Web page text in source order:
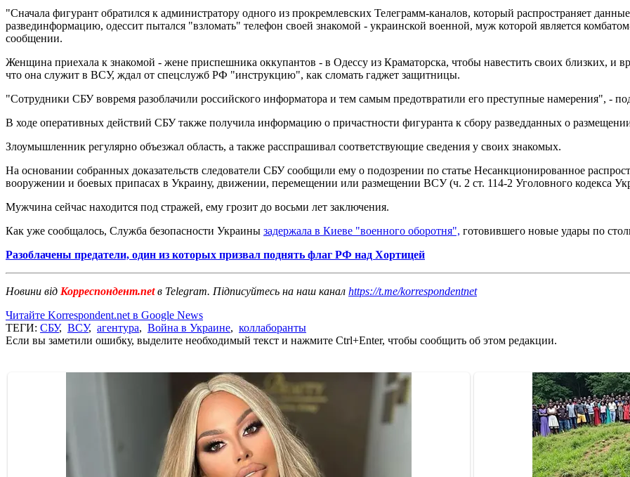
"Сначала фигурант обратился к администратору одного из прокремлевских Телеграмм-каналов, который распространяет
развединформацию, одессит пытался "взломать" телефон своей знакомой - украинской военной, муж которой является
сообщении.
Женщина приехала к знакомой - жене приспешника оккупантов - в Одессу из Краматорска, чтобы навестить своих близких, и
что она служит в ВСУ, ждал от спецслужб РФ "инструкцию", как сломать гаджет защитницы.
"Сотрудники СБУ вовремя разоблачили российского информатора и тем самым предотвратили его преступные намерения", -
В ходе оперативных действий СБУ также получила информацию о причастности фигуранта к сбору разведданных о
Злоумышленник регулярно объезжал область, а также расспрашивал соответствующие сведения у своих знакомых.
На основании собранных доказательств следователи СБУ сообщили ему о подозрении по статье Несанкционированное
вооружении и боевых припасах в Украину, движении, перемещении или размещении ВСУ (ч. 2 ст. 114-2 Уголовного кодекса
Мужчина сейчас находится под стражей, ему грозит до восьми лет заключения.
Как уже сообщалось, Служба безопасности Украины задержала в Киеве "военного оборотня", готовившего новые удары по
Разоблачены предатели, один из которых призвал поднять флаг РФ над Хортицей
Новини від Корреспондент.netв Telegram. Підписуйтесь на наш канал https://t.me/korrespondentnet
Читайте Korrespondent.net в Google News
ТЕГИ: СБУ, ВСУ, агентура, Война в Украине, коллаборанты
Если вы заметили ошибку, выделите необходимый текст и нажмите Ctrl+Enter, чтобы сообщить об этом редакции.